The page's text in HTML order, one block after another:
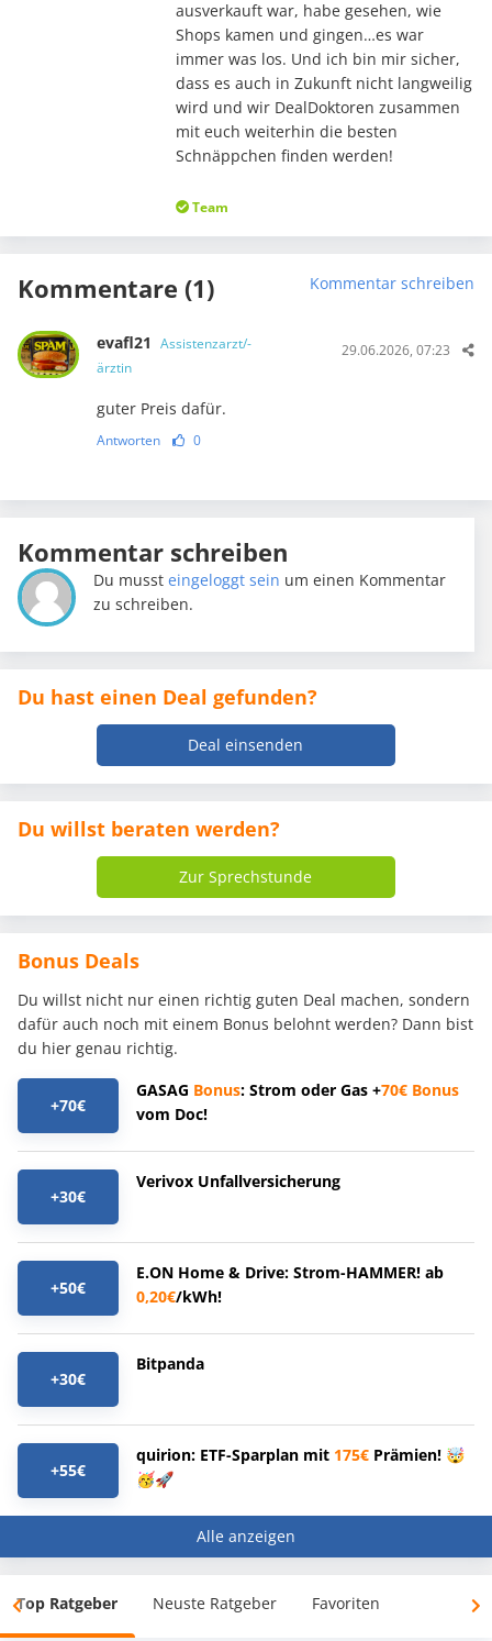
ausverkauft war, habe gesehen, wie
Shops kamen und gingen…es war
immer was los. Und ich bin mir sicher,
dass es auch in Zukunft nicht langweilig
wird und wir DealDoktoren zusammen
mit euch weiterhin die besten
Schnäppchen finden werden!
Team
Kommentare (1) Kommentar schreiben
evafl21 Assistenzarzt/-
ärztin
29.06.2026, 07:23
guter Preis dafür.
Antworten 0
Kommentar schreiben
Du mussteingeloggt sein um einen Kommentar
zu schreiben.
Du hast einen Deal gefunden?
Deal einsenden
Du willst beraten werden?
Zur Sprechstunde
Bonus Deals
Du willst nicht nur einen richtig guten Deal machen, sondern
dafür auch noch mit einem Bonus belohnt werden? Dann bist
du hier genau richtig.
+70€
GASAG Bonus: Strom oder Gas +70€ Bonus
vom Doc!
+30€
Verivox Unfallversicherung
+50€
E.ON Home & Drive: Strom-HAMMER! ab
0,20€/kWh!
+30€
Bitpanda
+55€
quirion: ETF-Sparplan mit 175€ Prämien! 🤯
🥳🚀
Alle anzeigen
Top Ratgeber Neuste Ratgeber Favoriten